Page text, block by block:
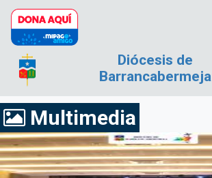
Pasar al contenido principal
Diócesis de
Barrancabermeja
Multimedia